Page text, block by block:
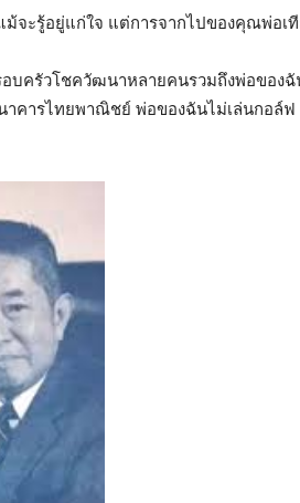
จะรู้อยู่แก่ใจ แต่การจากไปของคุณพ่อเ
บครัวโชควัฒนาหลายคนรวมถึงพ่อของ
คารไทยพาณิชย์ พ่อของฉันไม่เล่นกอล์ฟ